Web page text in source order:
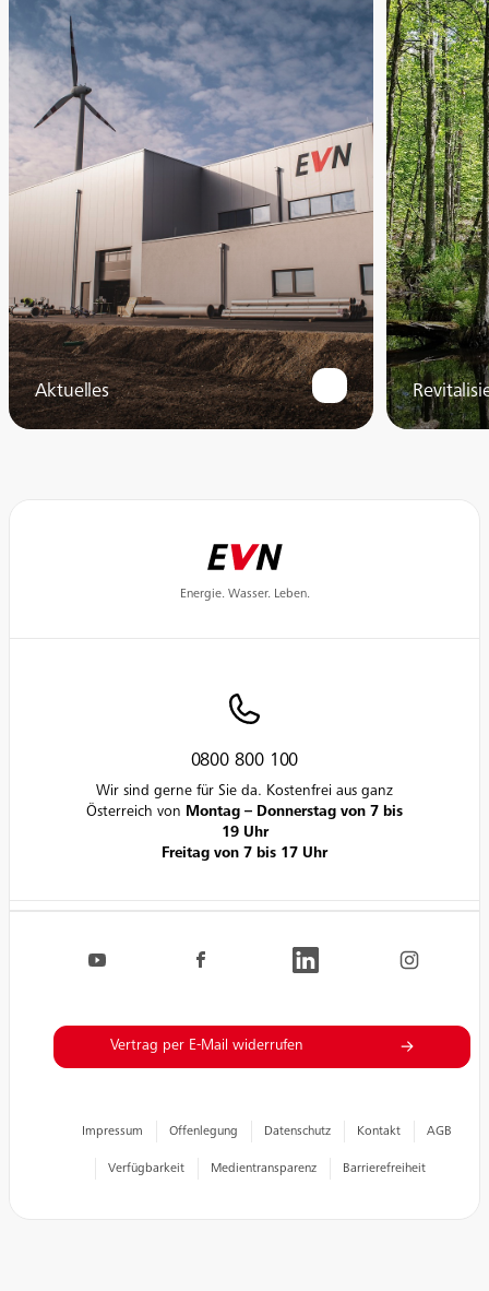
Aktuelles
Energie. Wasser. Leben.
0800 800 100
Wir sind gerne für Sie da. Kostenfrei aus ganz
Österreich von Montag – Donnerstag von 7 bis
19 Uhr
Freitag von 7 bis 17 Uhr
Impressum Offenlegung Datenschutz Kontakt AGB
Verfügbarkeit Medientransparenz Barrierefreiheit
Vertrag per E-Mail widerrufen
Navigation.FooterSocialLinksLabel